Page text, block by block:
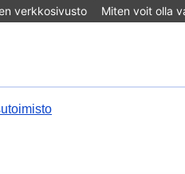
verkkosivusto Miten voit olla